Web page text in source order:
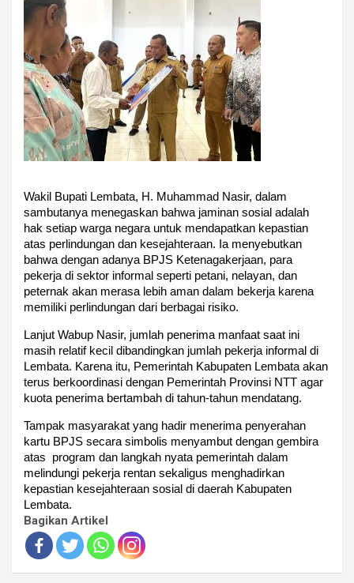
Wakil Bupati Lembata, H. Muhammad Nasir, dalam
sambutanya menegaskan bahwa jaminan sosial adalah
hak setiap warga negara untuk mendapatkan kepastian
atas perlindungan dan kesejahteraan. Ia menyebutkan
bahwa dengan adanya BPJS Ketenagakerjaan, para
pekerja di sektor informal seperti petani, nelayan, dan
peternak akan merasa lebih aman dalam bekerja karena
memiliki perlindungan dari berbagai risiko.
Lanjut Wabup Nasir, jumlah penerima manfaat saat ini
masih relatif kecil dibandingkan jumlah pekerja informal di
Lembata. Karena itu, Pemerintah Kabupaten Lembata akan
terus berkoordinasi dengan Pemerintah Provinsi NTT agar
kuota penerima bertambah di tahun-tahun mendatang.
Tampak masyarakat yang hadir menerima penyerahan
kartu BPJS secara simbolis menyambut dengan gembira
atas program dan langkah nyata pemerintah dalam
melindungi pekerja rentan sekaligus menghadirkan
kepastian kesejahteraan sosial di daerah Kabupaten
Lembata.
Bagikan Artikel